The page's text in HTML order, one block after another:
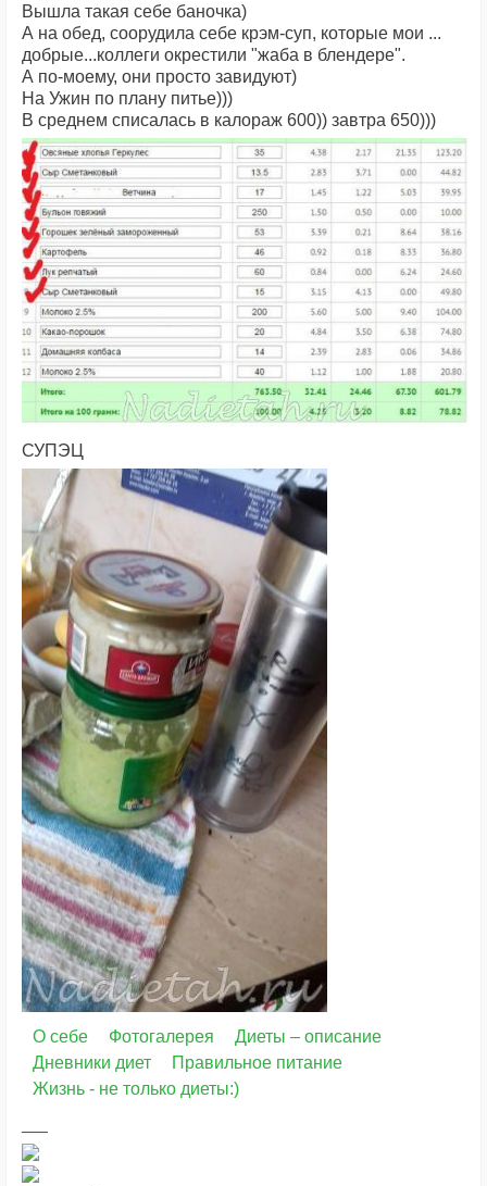
Вышла такая себе баночка)
А на обед, соорудила себе крэм-суп, которые мои ...
добрые...коллеги окрестили "жаба в блендере".
А по-моему, они просто завидуют)
На Ужин по плану питье)))
В среднем списалась в калораж 600)) завтра 650)))
СУПЭЦ
О себе Фотогалерея
Диеты – описание
Дневники диет
Правильное питание
Жизнь - не только диеты:)